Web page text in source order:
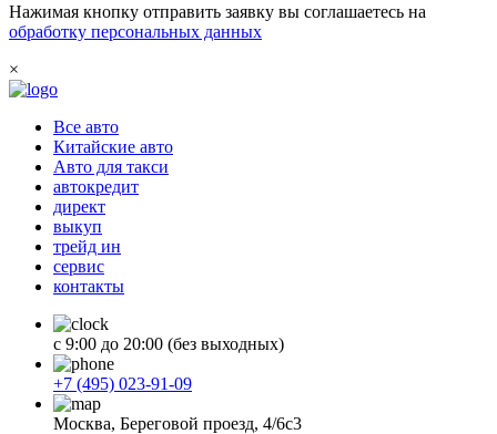
Нажимая кнопку отправить заявку вы соглашаетесь на
обработку персональных данных
×
Все авто
Китайские авто
Авто для такси
автокредит
директ
выкуп
трейд ин
сервис
контакты
с 9:00 до 20:00 (без выходных)
+7 (495) 023-91-09
Москва, Береговой проезд, 4/6с3